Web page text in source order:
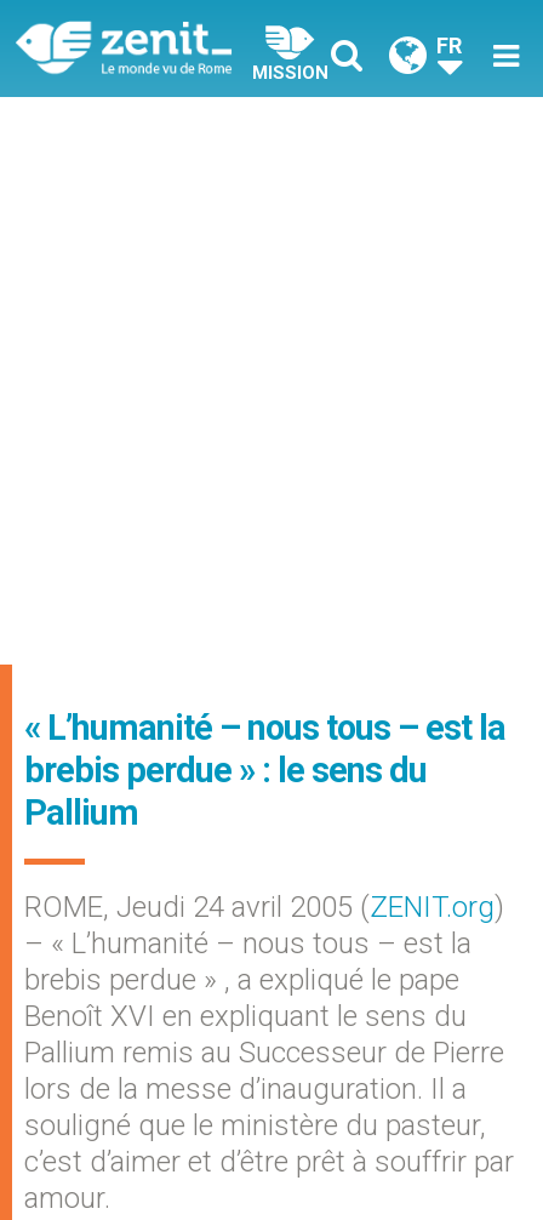
MISSION
FR
« L’humanité – nous tous – est la
brebis perdue » : le sens du
Pallium
ROME, Jeudi 24 avril 2005 (ZENIT.org)
– « L’humanité – nous tous – est la
brebis perdue » , a expliqué le pape
Benoît XVI en expliquant le sens du
Pallium remis au Successeur de Pierre
lors de la messe d’inauguration. Il a
souligné que le ministère du pasteur,
c’est d’aimer et d’être prêt à souffrir par
amour.